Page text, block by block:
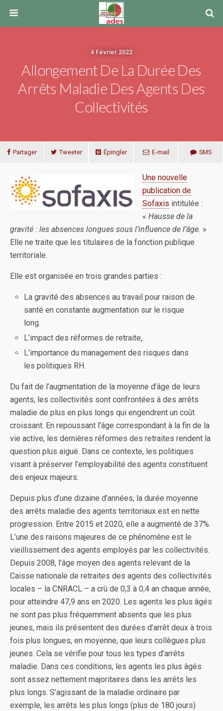
4 Février 2022
Allongement De La Durée Des
Arrêts Maladie Des Agents Des
Collectivités
Partager Tweeter Épingler E-mail SMS
Une nouvelle
publication de
Sofaxis intitulée :
« Hausse de la
gravité : les absences longues sous l’influence de l’âge. »
Elle ne traite que les titulaires de la fonction publique
territoriale.
Elle est organisée en trois grandes parties :
La gravité des absences au travail pour raison de
santé en constante augmentation sur le risque
long.
L’impact des réformes de retraite,
L’importance du management des risques dans
les politiques RH.
Du fait de l’augmentation de la moyenne d’âge de leurs
agents, les collectivités sont confrontées à des arrêts
maladie de plus en plus longs qui engendrent un coût
croissant. En repoussant l’âge correspondant à la fin de la
vie active, les dernières réformes des retraites rendent la
question plus aiguë. Dans ce contexte, les politiques
visant à préserver l’employabilité des agents constituent
des enjeux majeurs.
Depuis plus d’une dizaine d’années, la durée moyenne
des arrêts maladie des agents territoriaux est en nette
progression. Entre 2015 et 2020, elle a augmenté de 37%.
L’une des raisons majeures de ce phénomène est le
vieillissement des agents employés par les collectivités.
Depuis 2008, l’âge moyen des agents relevant de la
Caisse nationale de retraites des agents des collectivités
locales – la CNRACL – a crû de 0,3 à 0,4 an chaque année,
pour atteindre 47,9 ans en 2020. Les agents les plus âgés
ne sont pas plus fréquemment absents que les plus
jeunes, mais ils présentent des durées d’arrêt deux à trois
fois plus longues, en moyenne, que leurs collègues plus
jeunes. Cela se vérifie pour tous les types d’arrêts
maladie. Dans ces conditions, les agents les plus âgés
sont assez nettement majoritaires dans les arrêts les
plus longs. S’agissant de la maladie ordinaire par
exemple, les arrêts les plus longs (plus de 180 jours)